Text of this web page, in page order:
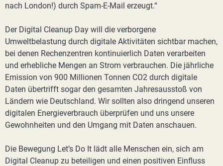
nach London!) durch Spam-E-Mail erzeugt.“
Der Digital Cleanup Day will die verborgene
Umweltbelastung durch digitale Aktivitäten sichtbar machen,
bei denen Rechenzentren kontinuierlich Daten verarbeiten
und erhebliche Mengen an Strom verbrauchen. Die jährliche
Emission von 900 Millionen Tonnen CO2 durch digitale
Daten übertrifft sogar den gesamten Jahresausstoß von
Ländern wie Deutschland. Wir sollten also dringend unseren
digitalen Energieverbrauch überprüfen und uns unsere
Gewohnheiten und den Umgang mit Daten anschauen.
Die Bewegung Let’s Do It lädt alle Menschen ein, sich am
Digital Cleanup zu beteiligen und einen positiven Einfluss